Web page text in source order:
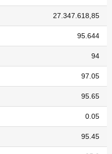
27.347.618,85
95.644
94
97.05
95.65
0.05
95.45